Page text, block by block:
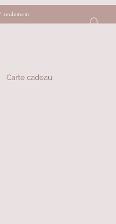
seulement
Carte cadeau